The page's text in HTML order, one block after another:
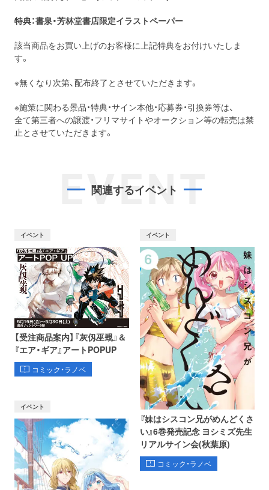
特典：書泉・芳林堂書店限定イラストペーパー
該当商品をお買い上げのお客様に上記特典をお付けいたしま
す。
※無くなり次第、配布終了とさせていただきます。
※施策に関わる景品・特典・サイン本他・応募券・引換券等は、
全て第三者への譲渡・フリマサイトやオークション等の転売は禁
止とさせていただきます。
EVENT
関連するイベント
イベント
【受注商品案内】『灰仭巫覡』＆
『エア・ギア』アートPOPUP
コミック・ラノベ
イベント
『妹はシスコン兄がめんどくさ
い』6巻発売記念 ヨシミズ先生
リアルサイン会(秋葉原)
コミック・ラノベ
イベント